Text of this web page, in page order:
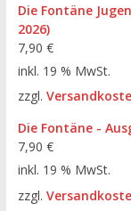
Die Fontäne
2026)
7,90 €
inkl. 19 % MwSt.
zzgl.
Die Fontäne -
7,90 €
inkl. 19 % MwSt.
zzgl.